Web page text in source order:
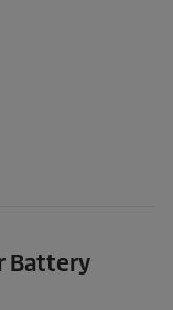
Battery